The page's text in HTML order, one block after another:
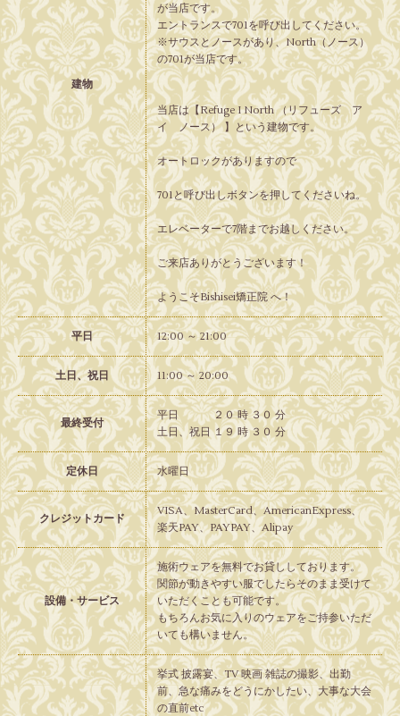
建物
が当店です。
エントランスで701を呼び出してください。
※サウスとノースがあり、North（ノース）
の701が当店です。
当店は【Refuge I North （リフューズ ア
イ ノース） 】という建物です。
オートロックがありますので
701と呼び出しボタンを押してくださいね。
エレベーターで7階までお越しください。
ご来店ありがとうございます！
ようこそBishisei矯正院 へ！
平日 12:00 ～ 21:00
土日、祝日 11:00 ～ 20:00
最終受付
平日 ２０ 時 ３０ 分
土日、祝日 １９ 時 ３０ 分
定休日 水曜日
クレジットカード
VISA、MasterCard、AmericanExpress、
楽天PAY、PAYPAY、Alipay
設備・サービス
施術ウェアを無料でお貸ししております。
関節が動きやすい服でしたらそのまま受けて
いただくことも可能です。
もちろんお気に入りのウェアをご持参いただ
いても構いません。
挙式 披露宴、TV 映画 雑誌の撮影、出勤
前、急な痛みをどうにかしたい、大事な大会
の直前etc